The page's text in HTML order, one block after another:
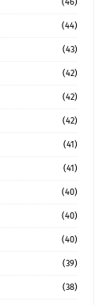
(44)
(43)
(42)
(42)
(42)
(41)
(41)
(40)
(40)
(40)
(39)
(38)